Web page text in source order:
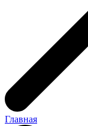
Главная